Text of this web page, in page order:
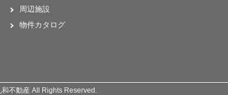
周辺施設
物件カタログ
不動産 All Rights Reserved.